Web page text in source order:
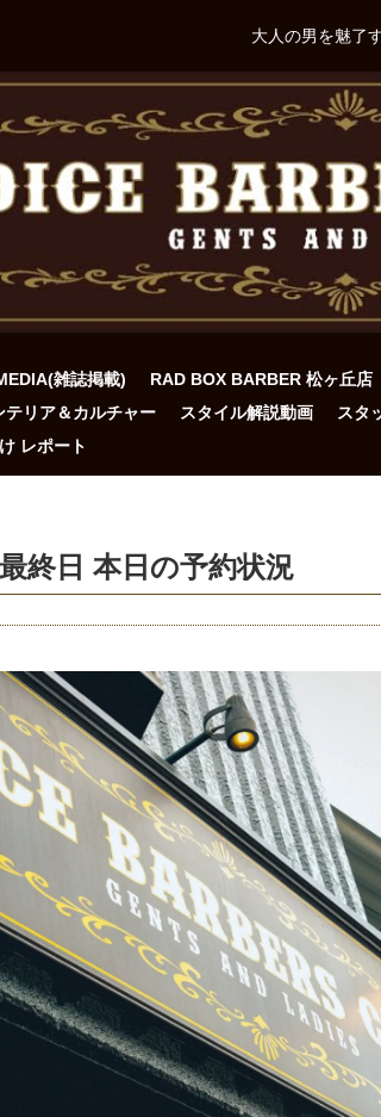
大人の男を魅了
雑誌掲載) RAD BOX BARBER 松ヶ丘店
テリア＆カルチャー スタイル解説動画 スタ
レポート
終日 本日の予約状況